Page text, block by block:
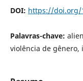
DOI: https://doi.org/
Palavras-chave:
violência de gênero,